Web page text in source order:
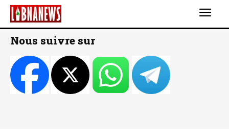
Nous suivre sur